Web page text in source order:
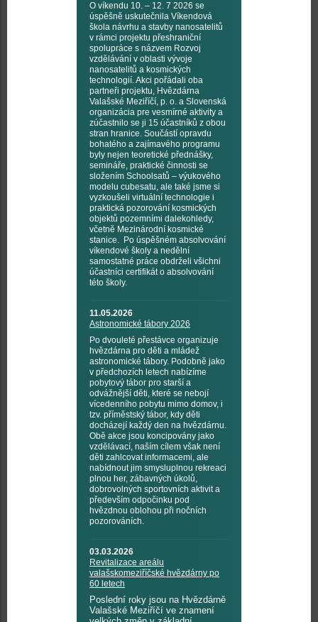
O víkendu 10. – 12. 7 2026 se
úspěšně uskutečnila Víkendová
škola návrhu a stavby nanosatelitů
v rámci projektu přeshraniční
spolupráce s názvem Rozvoj
vzdělávání v oblasti vývoje
nanosatelitů a kosmických
technologií. Akci pořádali oba
partneři projektu, Hvězdárna
Valašské Meziříčí, p. o. a Slovenská
organizácia pre vesmírné aktivity a
zúčastnilo se ji 15 účastníků z obou
stran hranice. Součástí opravdu
bohatého a zajímavého programu
byly nejen teoretické přednášky,
semináře, praktické činnosti se
složením Schoolsatů – výukového
modelu cubesatu, ale také jsme si
vyzkoušeli virtuální technologie i
praktická pozorování kosmických
objektů pozemními dalekohledy,
včetně Mezinárodní kosmické
stanice. Po úspěšném absolvování
víkendové školy a nedělní
samostatné práce obdrželi všichni
účastníci certifikát o absolvování
této školy.
11.05.2026
Astronomické tábory 2026
Po dvouleté přestávce organizuje
hvězdárna pro děti a mládež
astronomické tábory. Podobně jako
v předchozích letech nabízíme
pobytový tábor pro starší a
odvážnější děti, které se nebojí
vícedenního pobytu mimo domov, i
tzv. příměstský tábor, kdy děti
docházejí každý den na hvězdárnu.
Obě akce jsou koncipovány jako
vzdělávací, naším cílem však není
děti zahlcovat informacemi, ale
nabídnout jim smysluplnou rekreaci
plnou her, zábavných úkolů,
dobrovolných sportovních aktivit a
především odpočinku pod
hvězdnou oblohou při nočních
pozorováních.
03.03.2026
Revitalizace areálu
valašskomeziříčské hvězdárny po
60 letech
Poslední roky jsou na Hvězdárně
Valašské Meziříčí ve znamení